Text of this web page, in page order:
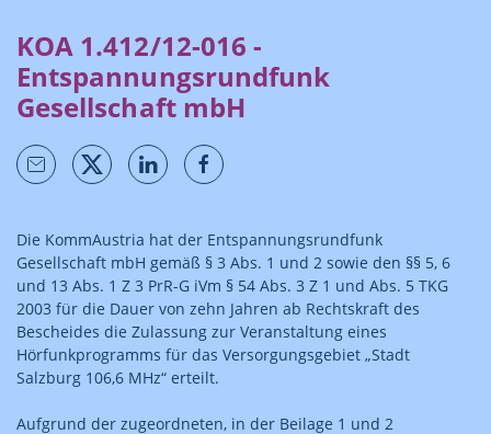
KOA 1.412/12-016 -
Entspannungsrundfunk
Gesellschaft mbH
Die KommAustria hat der Entspannungsrundfunk
Gesellschaft mbH gemäß § 3 Abs. 1 und 2 sowie den §§ 5, 6
und 13 Abs. 1 Z 3 PrR-G iVm § 54 Abs. 3 Z 1 und Abs. 5 TKG
2003 für die Dauer von zehn Jahren ab Rechtskraft des
Bescheides die Zulassung zur Veranstaltung eines
Hörfunkprogramms für das Versorgungsgebiet „Stadt
Salzburg 106,6 MHz“ erteilt.
Aufgrund der zugeordneten, in der Beilage 1 und 2